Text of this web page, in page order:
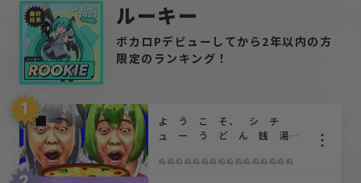
REMIX
演奏してみた
MMD&3DCG
歌ってみた
ルーキー
ボカロPデビューしてから2年以内の方
限定のランキング！
1
よ う こ そ、 シ チ
ュ ー う ど ん 銭 湯
だん､初音ミク､音街ウナぴ､タ
ぬぬぬぬぬぬぬぬぬぬぬぬぬぬぬぬ